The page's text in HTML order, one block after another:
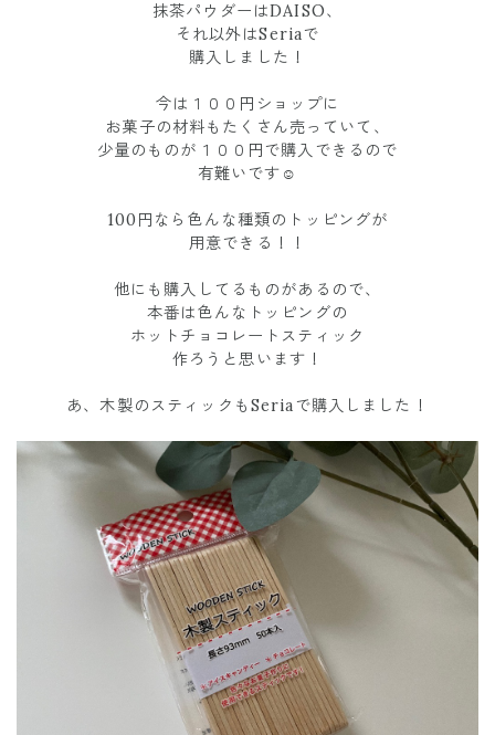
抹茶パウダーはDAISO、
それ以外はSeriaで
購入しました！
今は１００円ショップに
お菓子の材料もたくさん売っていて、
少量のものが１００円で購入できるので
有難いです☺️
100円なら色んな種類のトッピングが
用意できる！！
他にも購入してるものがあるので、
本番は色んなトッピングの
ホットチョコレートスティック
作ろうと思います！
あ、木製のスティックもSeriaで購入しました！